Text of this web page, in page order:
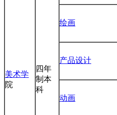
美术学
院
四年
制本
科
绘画
产品设计
动画